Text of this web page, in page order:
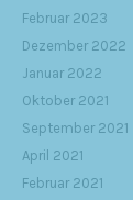
Februar 2023
Dezember 2022
Januar 2022
Oktober 2021
September 2021
April 2021
Februar 2021